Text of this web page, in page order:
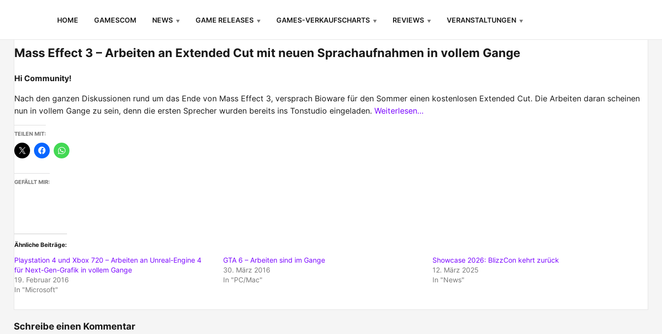
HOME GAMESCOM NEWS GAME RELEASES GAMES-VERKAUFSCHARTS REVIEWS VERANSTALTUNGEN
Mass Effect 3 – Arbeiten an Extended Cut mit neuen Sprachaufnahmen in vollem Gange
Hi Community!
Nach den ganzen Diskussionen rund um das Ende von Mass Effect 3, versprach Bioware für den Sommer einen kostenlosen Extended Cut. Die Arbeiten daran scheinen
nun in vollem Gange zu sein, denn die ersten Sprecher wurden bereits ins Tonstudio eingeladen. Weiterlesen…
TEILEN MIT:
GEFÄLLT MIR:
Ähnliche Beiträge
Playstation 4 und Xbox 720 – Arbeiten an Unreal-Engine 4
für Next-Gen-Grafik in vollem Gange
19. Februar 2016
In "Microsoft"
GTA 6 – Arbeiten sind im Gange
30. März 2016
In "PC/Mac"
Showcase 2026: BlizzCon kehrt zurück
12. März 2025
In "News"
Schreibe einen Kommentar